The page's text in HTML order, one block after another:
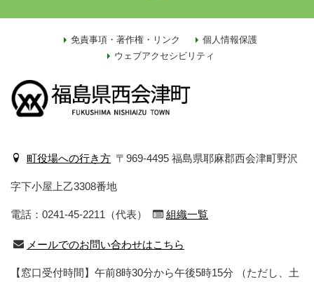
免責事項・著作権・リンク
個人情報保護
ウェブアクセシビリティ
町役場への行き方 〒969-4495 福島県耶麻郡西会津町野沢
字下小屋上乙3308番地
電話：0241-45-2211（代表） 組織一覧
メールでのお問い合わせはこちら
【窓口受付時間】午前8時30分から午後5時15分 （ただし、土